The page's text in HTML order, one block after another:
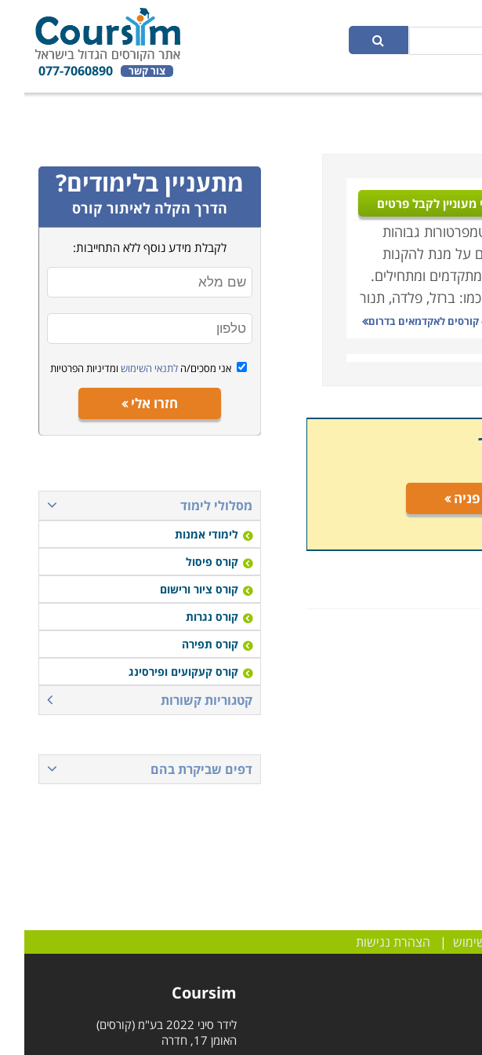
צור קשר 077-7060890
מעוניין לקבל פרטים
גבוהות
על מנת להקנות
ומתחילים.
ברזל, פלדה, תנור
של מפגש אחד
בסיסית ולעבודה
ברזל ועיצובו.
גם מצגת תמונות
מטרולוגיה
קורסים לאקדמאים בדרום
מתעניין בלימודים?
הדרך הקלה לאיתור קורס
לקבלת מידע נוסף ללא התחייבות:
אני מסכים/הלתנאי השימוש ומדיניות הפרטיות
חזרו אלי
מסלולי לימוד
לימודי אמנות
קורס פיסול
קורס ציור ורישום
קורס נגרות
קורס תפירה
קורס קעקועים ופירסינג
קטגוריות קשורות
דפים שביקרת בהם
| הצהרת נגישות
Coursim
לידר סיני 2022 בע"מ (קורסים)
האומן 17, חדרה